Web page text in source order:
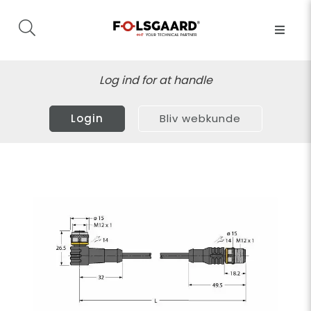
Log ind for at handle
Login Bliv webkunde